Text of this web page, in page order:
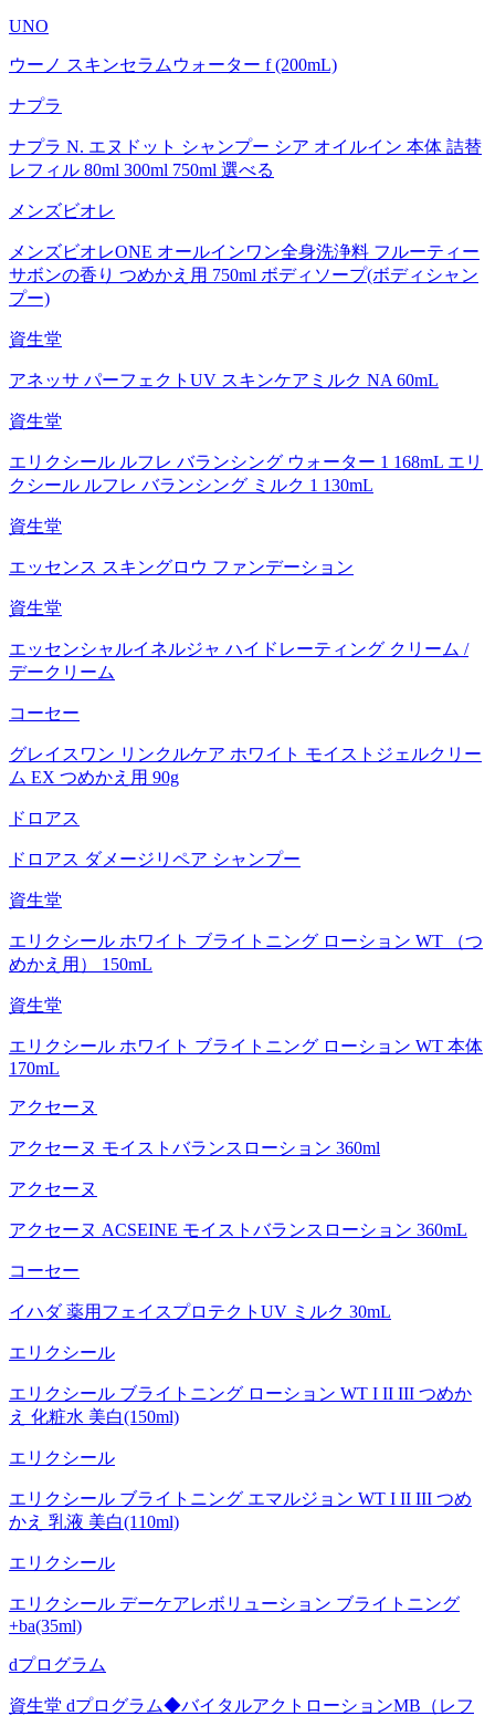
UNO
ウーノ スキンセラムウォーター f (200mL)
ナプラ
ナプラ N. エヌドット シャンプー シア オイルイン 本体 詰替
レフィル 80ml 300ml 750ml 選べる
メンズビオレ
メンズビオレONE オールインワン全身洗浄料 フルーティー
サボンの香り つめかえ用 750ml ボディソープ(ボディシャン
プー)
資生堂
アネッサ パーフェクトUV スキンケアミルク NA 60mL
資生堂
エリクシール ルフレ バランシング ウォーター 1 168mL エリ
クシール ルフレ バランシング ミルク 1 130mL
資生堂
エッセンス スキングロウ ファンデーション
資生堂
エッセンシャルイネルジャ ハイドレーティング クリーム /
デークリーム
コーセー
グレイスワン リンクルケア ホワイト モイストジェルクリー
ム EX つめかえ用 90g
ドロアス
ドロアス ダメージリペア シャンプー
資生堂
エリクシール ホワイト ブライトニング ローション WT （つ
めかえ用） 150mL
資生堂
エリクシール ホワイト ブライトニング ローション WT 本体
170mL
アクセーヌ
アクセーヌ モイストバランスローション 360ml
アクセーヌ
アクセーヌ ACSEINE モイストバランスローション 360mL
コーセー
イハダ 薬用フェイスプロテクトUV ミルク 30mL
エリクシール
エリクシール ブライトニング ローション WT I II III つめか
え 化粧水 美白(150ml)
エリクシール
エリクシール ブライトニング エマルジョン WT I II III つめ
かえ 乳液 美白(110ml)
エリクシール
エリクシール デーケアレボリューション ブライトニング
+ba(35ml)
dプログラム
資生堂 dプログラム◆バイタルアクトローションMB（レフ